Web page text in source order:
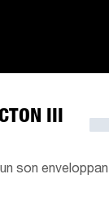
III
son